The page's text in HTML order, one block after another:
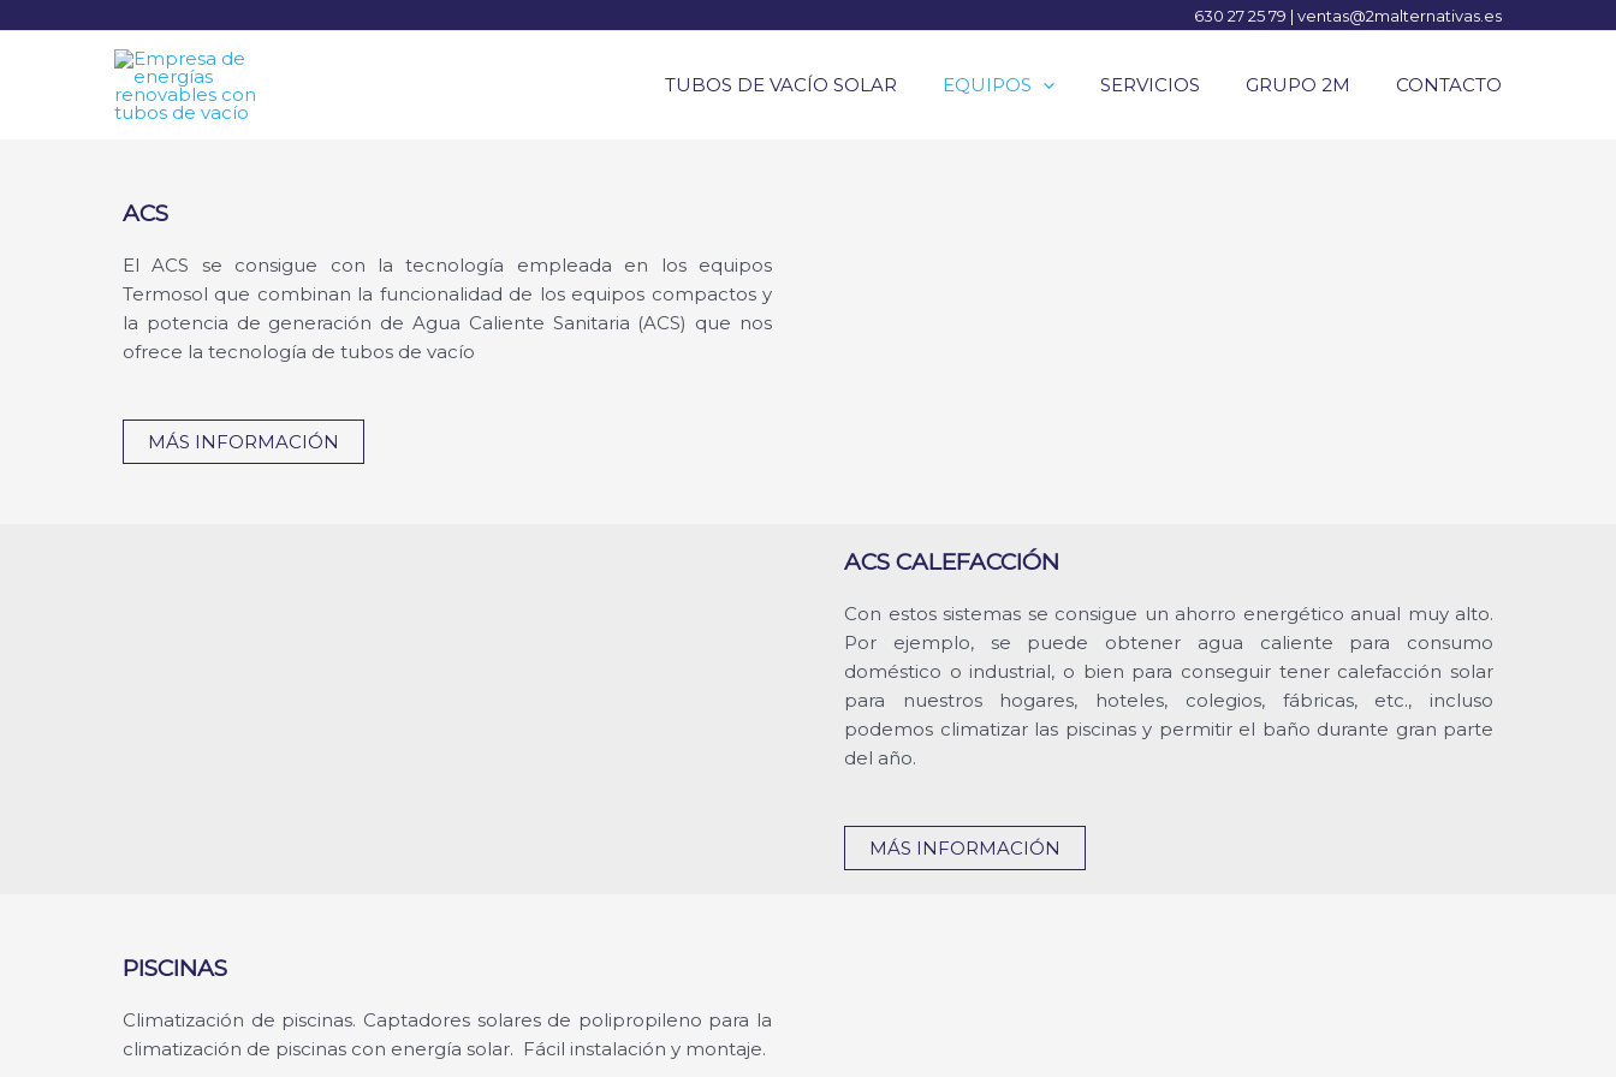
630 27 25 79 | ventas@2malternativas.es
TUBOS DE VACÍO SOLAR EQUIPOS SERVICIOS GRUPO 2M CONTACTO
ACS
El ACS se consigue con la tecnología empleada en los equipos
Termosol que combinan la funcionalidad de los equipos compactos y
la potencia de generación de Agua Caliente Sanitaria (ACS) que nos
ofrece la tecnología de tubos de vacío
MÁS INFORMACIÓN
ACS CALEFACCIÓN
Con estos sistemas se consigue un ahorro energético anual muy alto.
Por ejemplo, se puede obtener agua caliente para consumo
doméstico o industrial, o bien para conseguir tener calefacción solar
para nuestros hogares, hoteles, colegios, fábricas, etc., incluso
podemos climatizar las piscinas y permitir el baño durante gran parte
del año.
MÁS INFORMACIÓN
PISCINAS
Climatización de piscinas. Captadores solares de polipropileno para la
climatización de piscinas con energía solar. Fácil instalación y montaje.